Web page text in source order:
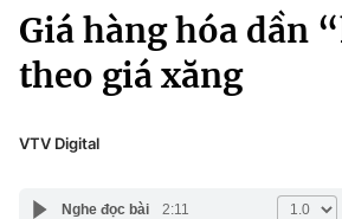
Chuyên mục
Chính trị
Pháp luật
Kinh tế
Thể thao
Truyền hình
Y tế
Công nghệ
Giá hàng hóa dần
theo giá xăng
VTV Digital
Nghe đọc bài 2:11